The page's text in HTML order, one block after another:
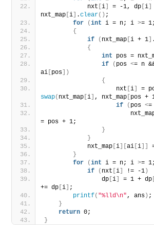
            nxt
[i = -1, dp [i
nxt_map [i .clear() ;
for
(int i = n; i >=
{
if
( nxt_map [i + 1
{
int pos =
if
( pos <= n
ai pos ])
{
                    nxt
[i
swap( nxt_map [i , nxt_map pos +
if
( pos <
= pos + 1;
}
}
            nxt_map
[i ][ai [i
}
for
(int i = n; i >=
if
( nxt [i != -1 )
                dp
[i = 1 + dp
+= dp [i
;
printf( "%lld\n", ans ) ;
}
return 0;
}